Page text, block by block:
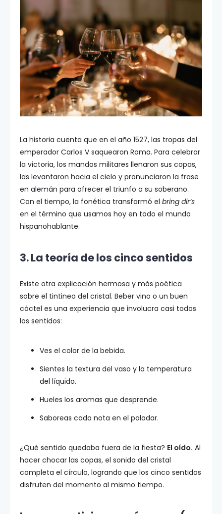
La historia cuenta que en el año 1527, las tropas del
emperador Carlos V saquearon Roma. Para celebrar
la victoria, los mandos militares llenaron sus copas,
las levantaron hacia el cielo y pronunciaron la frase
en alemán para ofrecer el triunfo a su soberano.
Con el tiempo, la fonética transformó el bring dir’s
en el término que usamos hoy en todo el mundo
hispanohablante.
3. La teoría de los cinco sentidos
Existe otra explicación hermosa y más poética
sobre el tintineo del cristal. Beber vino o un buen
cóctel es una experiencia que involucra casi todos
los sentidos:
Ves el color de la bebida.
Sientes la textura del vaso y la temperatura
del líquido.
Hueles los aromas que desprende.
Saboreas cada nota en el paladar.
¿Qué sentido quedaba fuera de la fiesta? El oído. Al
hacer chocar las copas, el sonido del cristal
completa el círculo, logrando que los cinco sentidos
disfruten del momento al mismo tiempo.